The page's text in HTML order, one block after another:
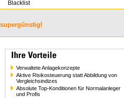
Blacklist
Verwaltete Anlagekonzepte
Aktive Risikosteuerung statt Abbildung von
Vergleichsindizes
Absolute Top-Konditionen für Normalanleger
und Profis